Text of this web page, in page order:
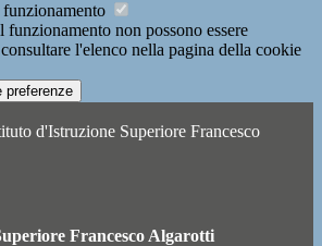
funzionamento non possono essere
l'elenco nella pagina della cookie
preferenze
d'Istruzione Superiore Francesco
Francesco Algarotti